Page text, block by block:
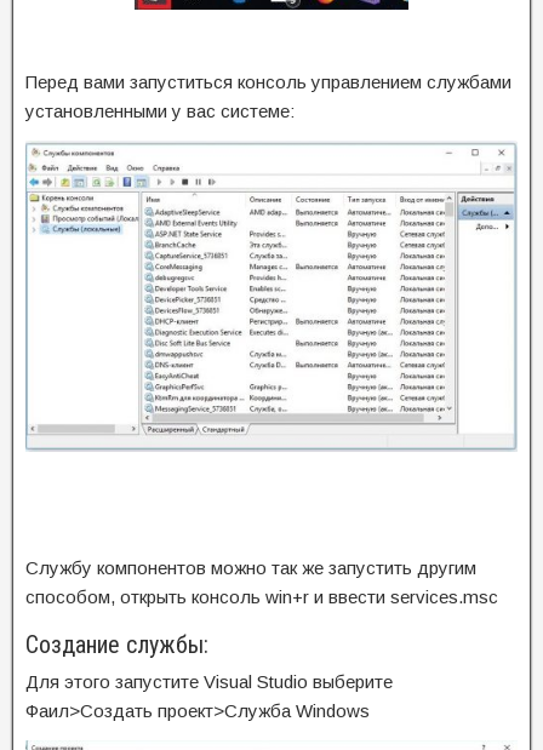
Перед вами запуститься консоль управлением службами
установленными у вас системе:
Службу компонентов можно так же запустить другим
способом, открыть консоль win+r и ввести services.msc
Создание службы:
Для этого запустите Visual Studio выберите
Фаил>Создать проект>Служба Windows